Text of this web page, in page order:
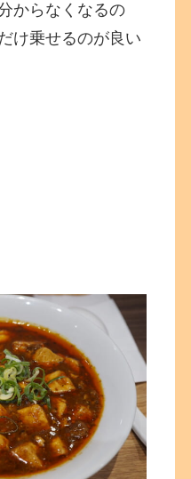
からなくなるの
け乗せるのが良い